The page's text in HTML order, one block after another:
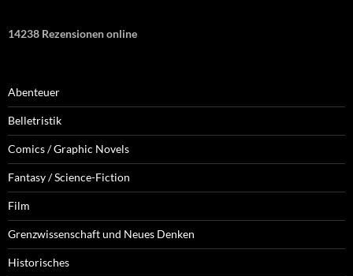
14238 Rezensionen online
Abenteuer
Belletristik
Comics / Graphic Novels
Fantasy / Science-Fiction
Film
Grenzwissenschaft und Neues Denken
Historisches